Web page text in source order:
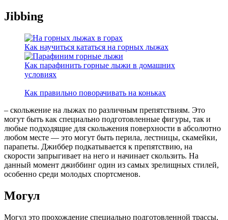
Jibbing
Как научиться кататься на горных лыжах
Как парафинить горные лыжи в домашних
условиях
Как правильно поворачивать на коньках
– скольжение на лыжах по различным препятствиям. Это
могут быть как специально подготовленные фигуры, так и
любые подходящие для скольжения поверхности в абсолютно
любом месте — это могут быть перила, лестницы, скамейки,
парапеты. Джиббер подкатывается к препятствию, на
скорости запрыгивает на него и начинает скользить. На
данный момент джиббинг один из самых зрелищных стилей,
особенно среди молодых спортсменов.
Могул
Могул это прохождение специально подготовленной трассы,